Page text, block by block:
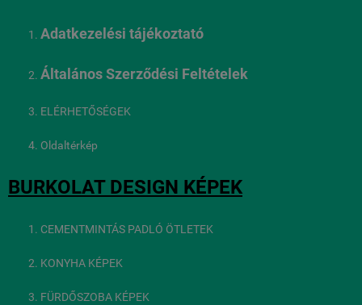
Adatkezelési tájékoztató
Általános Szerződési Feltételek
ELÉRHETŐSÉGEK
Oldaltérkép
BURKOLAT DESIGN KÉPEK
CEMENTMINTÁS PADLÓ ÖTLETEK
KONYHA KÉPEK
FÜRDŐSZOBA KÉPEK